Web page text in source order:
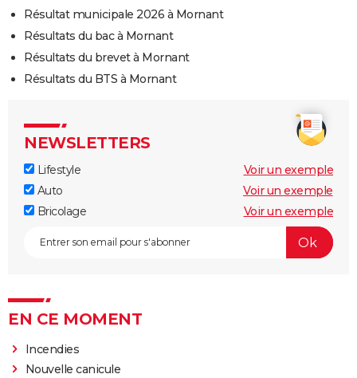
Résultat municipale 2026 à Mornant
Résultats du bac à Mornant
Résultats du brevet à Mornant
Résultats du BTS à Mornant
NEWSLETTERS
Lifestyle
Voir un exemple
Auto
Voir un exemple
Bricolage
Voir un exemple
EN CE MOMENT
Incendies
Nouvelle canicule